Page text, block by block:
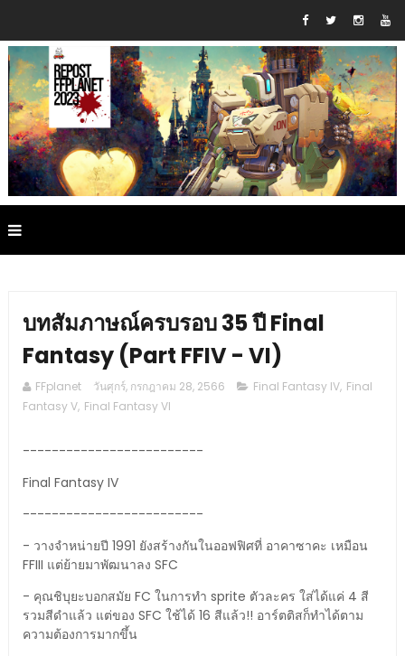
บทสัมภาษณ์ครบรอบ 35 ปี Final
Fantasy (Part FFIV - VI)
FFplanet วันศุกร์, กรกฎาคม 28, 2566 Final Fantasy IV, Final
Fantasy V, Final Fantasy VI
-------------------------
Final Fantasy IV
-------------------------
- วางจำหน่ายปี 1991 ยังสร้างกันในออฟฟิศที่ อาคาซาคะ เหมือน
FFIII แต่ย้ายมาพัฒนาลง SFC
- คุณชิบุยะบอกสมัย FC ในการทำ sprite ตัวละคร ใส่ได้แค่ 4 สี
รวมสีดำแล้ว แต่ของ SFC ใช้ได้ 16 สีแล้ว!! อาร์ตติสก็ทำได้ตาม
ความต้องการมากขึ้น